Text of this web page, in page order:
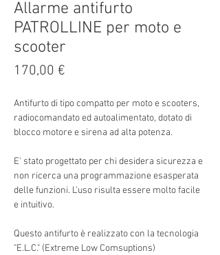
Allarme antifurto
PATROLLINE per moto e
scooter
170,00 €
Antifurto di tipo compatto per moto e scooters,
radiocomandato ed autoalimentato, dotato di
blocco motore e sirena ad alta potenza.
E' stato progettato per chi desidera sicurezza e
non ricerca una programmazione esasperata
delle funzioni. L'uso risulta essere molto facile
e intuitivo.
Questo antifurto è realizzato con la tecnologia
"E.L.C." (Extreme Low Comsuptions)